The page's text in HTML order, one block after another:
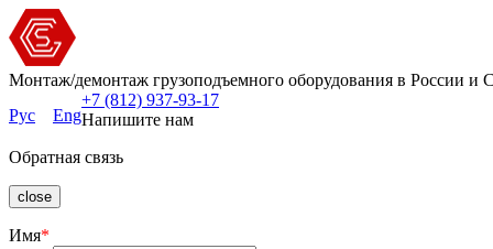
Монтаж/демонтаж грузоподъемного оборудования в России и
Рус
Eng
+7 (812) 937-93-17
Напишите нам
Обратная связь
close
Имя*